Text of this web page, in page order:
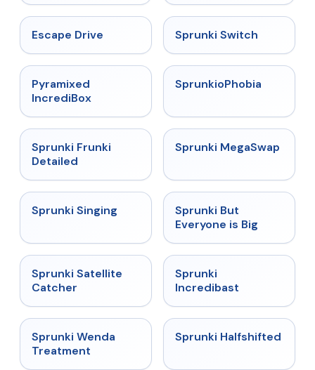
Escape Drive ★
Sprunki Switch
Pyramixed
IncrediBox
★
SprunkioPhobia
★
Sprunki Frunki
Detailed
★ 4.5
Sprunki MegaSwap
★
Sprunki Singing
Sprunki But
Everyone is Big
★ 4.4
Sprunki Satellite
Catcher
Sprunki
Incredibast
★
Sprunki Wenda
Treatment
★ 4.9
Sprunki Halfshifted